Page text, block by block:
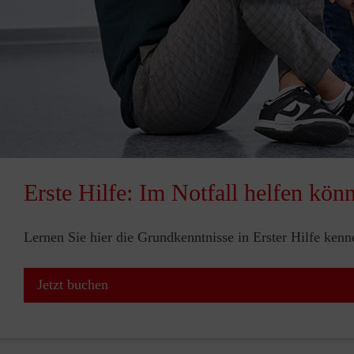
Erste Hilfe: Im Notfall helfen
Lernen Sie hier die Grundkenntnisse in Erster Hilfe
Jetzt buchen